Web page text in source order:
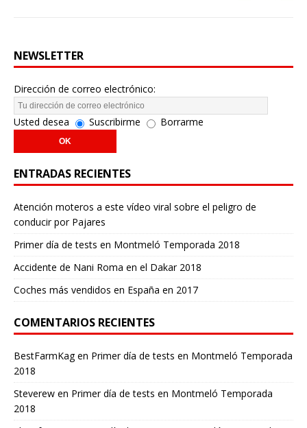
NEWSLETTER
Dirección de correo electrónico:
Usted desea Suscribirme Borrarme
ENTRADAS RECIENTES
Atención moteros a este vídeo viral sobre el peligro de
conducir por Pajares
Primer día de tests en Montmeló Temporada 2018
Accidente de Nani Roma en el Dakar 2018
Coches más vendidos en España en 2017
COMENTARIOS RECIENTES
BestFarmKagen Primer día de tests en Montmeló Temporada
2018
Steverew en Primer día de tests en Montmeló Temporada
2018